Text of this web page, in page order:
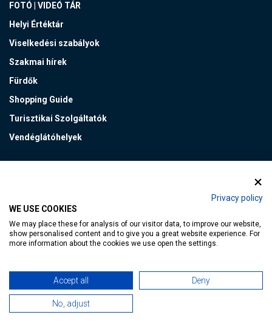
Privacy policy
WE USE COOKIES
We may place these for analysis of our visitor data, to improve our website,
show personalised content and to give you a great website experience. For
more information about the cookies we use open the settings.
Accept all Deny
No, adjust
FOTÓ | VIDEÓ TÁR
Helyi Értéktár
Viselkedési szabályok
Szakmai hírek
Fürdők
Shopping Guide
Turisztikai Szolgáltatók
Vendéglátóhelyek
CROSSDEST
Helyi termék - kerékpáros útvonalak
Hévízi PIKNIK
VEB2023 EKF
FOTÓK&VIDEÓK